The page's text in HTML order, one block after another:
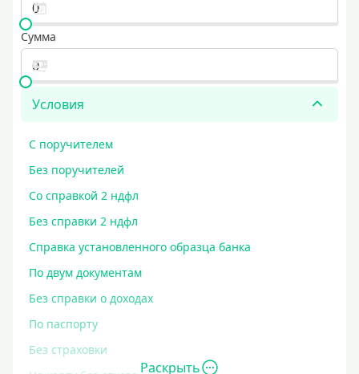
Сумма
Условия
С поручителем
Без поручителей
Со справкой 2 ндфл
Без справки 2 ндфл
Справка установленного образца банка
По двум документам
Без справки о доходах
По паспорту
Без страховки
Раскрыть